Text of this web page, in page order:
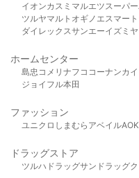
イオンカスミ マルエツスーパ
ツルヤマルト オギノ エスマート
ダイレックスサンエーイズミヤ
ホームセンター
島忠 コメリ ナフコ コーナンカ
ジョイフル本田
ファッション
ユニクロ しまむら アベイル
ドラッグストア
ツルハドラッグサンドラッグ